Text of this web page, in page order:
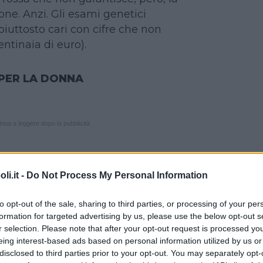
- Do Not Process My Personal Information
opt-out of the sale, sharing to third parties, or processing of your
for targeted advertising by us, please use the below opt-out
selection. Please note that after your opt-out request is processed
interest-based ads based on personal information utilized by us
to third parties prior to your opt-out. You may separately
Anzi. Gli esami genetici
cari con cifre che non
di euro).
LA DONNA
di questi devono essere eseguiti in
Meglio informarsi prima per non
questi i più richiesti sono:
tre vanno effettuati tra il 2° e il
,TSH. Altri meno frequenti:
,Ormone Tiroideo T4,